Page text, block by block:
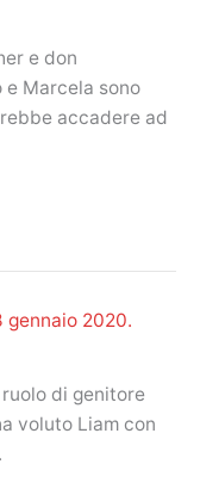
e don
e Marcela sono
accadere ad
gennaio 2020.
di genitore
voluto Liam con